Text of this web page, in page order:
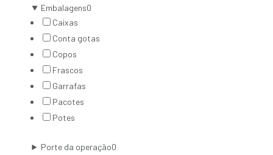
Embalagens0
Caixas
Conta gotas
Copos
Frascos
Garrafas
Pacotes
Potes
Porte da operação0